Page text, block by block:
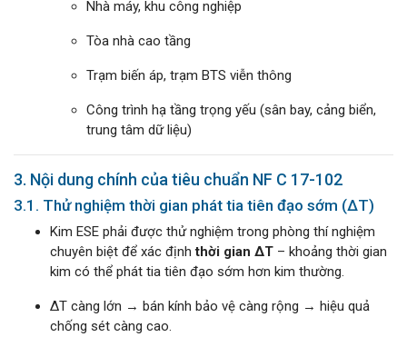
Nhà máy, khu công nghiệp
Tòa nhà cao tầng
Trạm biến áp, trạm BTS viễn thông
Công trình hạ tầng trọng yếu (sân bay, cảng biển,
trung tâm dữ liệu)
3. Nội dung chính của tiêu chuẩn NF C 17-102
3.1. Thử nghiệm thời gian phát tia tiên đạo sớm (ΔT)
Kim ESE phải được thử nghiệm trong phòng thí nghiệm
chuyên biệt để xác địnhthời gian ΔT – khoảng thời gian
kim có thể phát tia tiên đạo sớm hơn kim thường.
ΔT càng lớn → bán kính bảo vệ càng rộng → hiệu quả
chống sét càng cao.